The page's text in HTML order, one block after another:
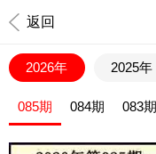
返回
2026年 2025年
085期 084期 083期